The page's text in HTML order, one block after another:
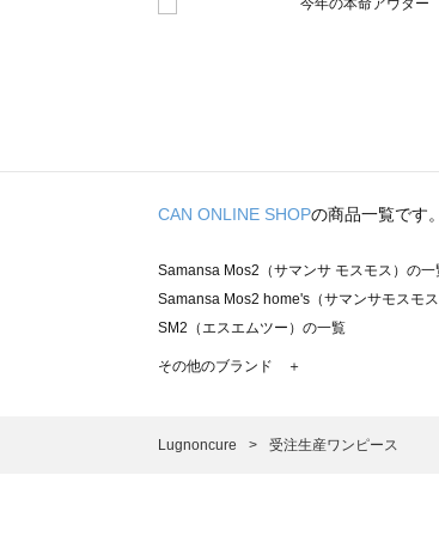
CAN ONLINE SHOPの商品一覧です。
Samansa Mos2（サマンサ モスモス）の一
Samansa Mos2 home's（サマンサモスモ
SM2（エスエムツー）の一覧
TSUHARU by Samansa Mos2（ツハルバ
Samansa Mos2 Lagom（サマンサモスモス
その他のブランド ＋
Lugnoncure 受注生産ワンピース